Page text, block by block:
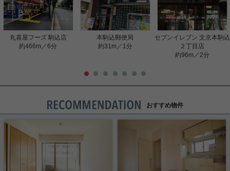
丸喜屋フーズ 駒込店
約466m／6分
本駒込郵便局
約31m／1分
セブンイレブン 文京本駒込
２丁目店
約96m／2分
おすすめ物件